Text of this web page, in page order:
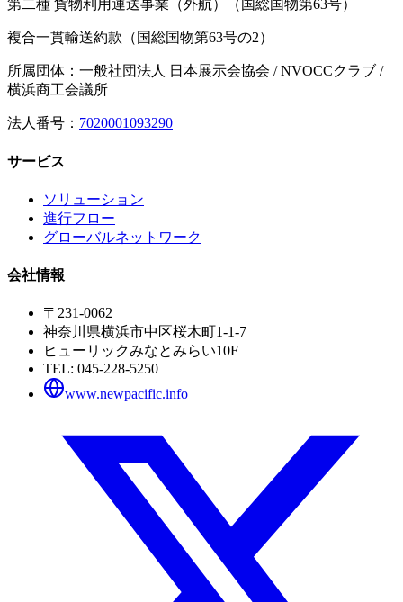
第二種 貨物利用運送事業（外航）（国総国物第63号）
複合一貫輸送約款（国総国物第63号の2）
所属団体：一般社団法人 日本展示会協会 / NVOCCクラブ /
横浜商工会議所
法人番号： 7020001093290
サービス
ソリューション
進行フロー
グローバルネットワーク
会社情報
〒231-0062
神奈川県横浜市中区桜木町1-1-7
ヒューリックみなとみらい10F
TEL: 045-228-5250
www.newpacific.info